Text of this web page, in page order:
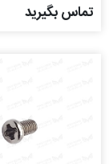
تماس بگیرید